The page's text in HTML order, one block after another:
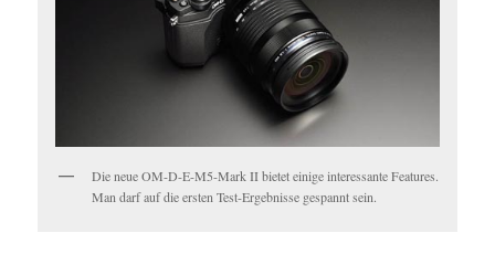
Die neue OM-D-E-M5-Mark II bietet einige interessante Features.
Man darf auf die ersten Test-Ergebnisse gespannt sein.